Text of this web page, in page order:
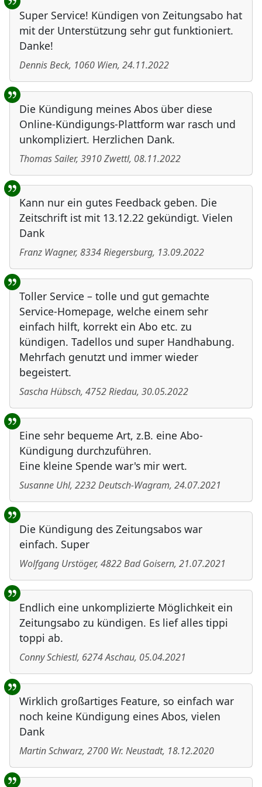
Super Service! Kündigen von Zeitungsabo hat
mit der Unterstützung sehr gut funktioniert.
Danke!
Dennis Beck, 1060 Wien, 24.11.2022
Die Kündigung meines Abos über diese
Online-Kündigungs-Plattform war rasch und
unkompliziert. Herzlichen Dank.
Thomas Sailer, 3910Zwettl, 08.11.2022
Kann nur ein gutes Feedback geben. Die
Zeitschrift ist mit 13.12.22 gekündigt. Vielen
Dank
Franz Wagner, 8334Riegersburg, 13.09.2022
Toller Service – tolle und gut gemachte
Service-Homepage, welche einem sehr
einfach hilft, korrekt ein Abo etc. zu
kündigen. Tadellos und super Handhabung.
Mehrfach genutzt und immer wieder
begeistert.
Sascha Hübsch, 4752Riedau, 30.05.2022
Eine sehr bequeme Art, z.B. eine Abo-
Kündigung durchzuführen.
Eine kleine Spende war's mir wert.
Susanne Uhl, 2232Deutsch-Wagram, 24.07.2021
Die Kündigung des Zeitungsabos war
einfach. Super
Wolfgang Urstöger, 4822Bad Goisern, 21.07.2021
Endlich eine unkomplizierte Möglichkeit ein
Zeitungsabo zu kündigen. Es lief alles tippi
toppi ab.
Conny Schiestl, 6274Aschau, 05.04.2021
Wirklich großartiges Feature, so einfach war
noch keine Kündigung eines Abos, vielen
Dank
Martin Schwarz, 2700 Wr. Neustadt, 18.12.2020